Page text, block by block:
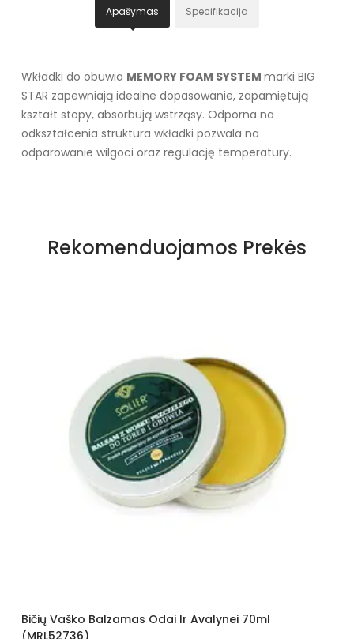
Apašymas Specifikacija
Wkładki do obuwia MEMORY FOAM SYSTEM marki BIG
STAR zapewniają idealne dopasowanie, zapamiętują
kształt stopy, absorbują wstrząsy. Odporna na
odkształcenia struktura wkładki pozwala na
odparowanie wilgoci oraz regulację temperatury.
Antiperspirantas
Rekomenduojamos Prekės
Odai Ir Avalynei 70ml Batų Apsauga